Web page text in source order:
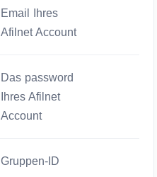
Email Ihres
Afilnet Account
Das password
Ihres Afilnet
Account
Gruppen-ID